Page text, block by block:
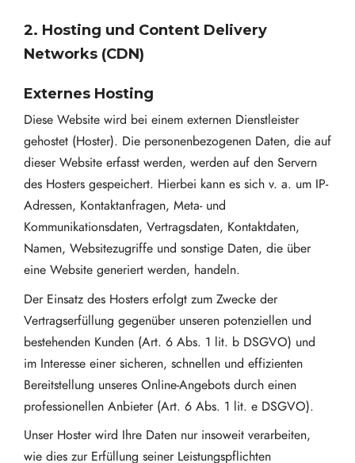
2. Hosting und Content Delivery
Networks (CDN)
Externes Hosting
Diese Website wird bei einem externen Dienstleister
gehostet (Hoster). Die personenbezogenen Daten, die auf
dieser Website erfasst werden, werden auf den Servern
des Hosters gespeichert. Hierbei kann es sich v. a. um IP-
Adressen, Kontaktanfragen, Meta- und
Kommunikationsdaten, Vertragsdaten, Kontaktdaten,
Namen, Websitezugriffe und sonstige Daten, die über
eine Website generiert werden, handeln.
Der Einsatz des Hosters erfolgt zum Zwecke der
Vertragserfüllung gegenüber unseren potenziellen und
bestehenden Kunden (Art. 6 Abs. 1 lit. b DSGVO) und
im Interesse einer sicheren, schnellen und effizienten
Bereitstellung unseres Online-Angebots durch einen
professionellen Anbieter (Art. 6 Abs. 1 lit. e DSGVO).
Unser Hoster wird Ihre Daten nur insoweit verarbeiten,
wie dies zur Erfüllung seiner Leistungspflichten